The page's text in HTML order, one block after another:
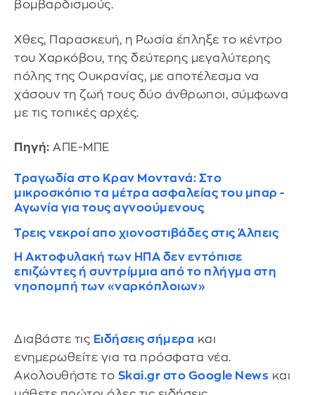
βομβαρδισμούς.
Χθες, Παρασκευή, η Ρωσία έπληξε το κέντρο
του Χαρκόβου, της δεύτερης μεγαλύτερης
πόλης της Ουκρανίας, με αποτέλεσμα να
χάσουν τη ζωή τους δύο άνθρωποι, σύμφωνα
με τις τοπικές αρχές.
Πηγή: ΑΠΕ-ΜΠΕ
Τραγωδία στο Κραν Μοντανά: Στο
μικροσκόπιο τα μέτρα ασφαλείας του μπαρ -
Αγωνία για τους αγνοούμενους
Τρεις νεκροί απο χιονοστιβάδες στις Άλπεις
Η Ακτοφυλακή των ΗΠΑ δεν εντόπισε
επιζώντες ή συντρίμμια από το πλήγμα στη
νηοπομπή των «ναρκόπλοιων»
Διαβάστε τις Ειδήσεις σήμερα και
ενημερωθείτε για τα πρόσφατα νέα.
Ακολουθήστε το Skai.gr στο Google News και